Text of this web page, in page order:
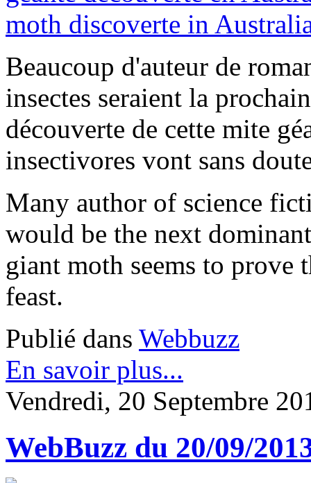
Beaucoup d'auteur de
insectes seraient la
découverte de cette mite
insectivores vont sans
Many author of science
would be the next
giant moth seems to
feast.
Publié dans Webbuzz
En savoir plus...
Vendredi, 20 Septembre
WebBuzz du 20/09/